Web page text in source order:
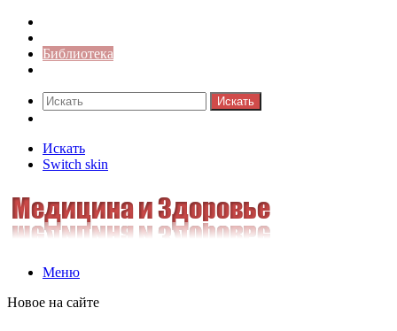
Библиотека
Искать
Искать
Switch skin
Меню
Новое на сайте